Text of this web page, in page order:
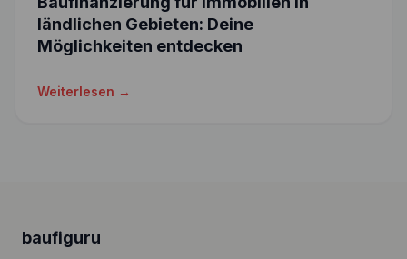
ländlichen Gebieten: Deine
Möglichkeiten entdecken
Weiterlesen →
baufiguru